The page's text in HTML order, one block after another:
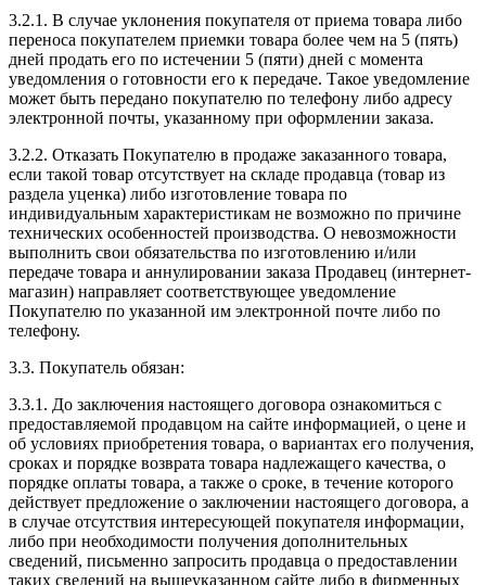
3.2.1. В случае уклонения покупателя от приема товара либо
переноса покупателем приемки товара более чем на 5 (пять)
дней продать его по истечении 5 (пяти) дней с момента
уведомления о готовности его к передаче. Такое уведомление
может быть передано покупателю по телефону либо адресу
электронной почты, указанному при оформлении заказа.
3.2.2. Отказать Покупателю в продаже заказанного товара,
если такой товар отсутствует на складе продавца (товар из
раздела уценка) либо изготовление товара по
индивидуальным характеристикам не возможно по причине
технических особенностей производства. О невозможности
выполнить свои обязательства по изготовлению и/или
передаче товара и аннулировании заказа Продавец (интернет-
магазин) направляет соответствующее уведомление
Покупателю по указанной им электронной почте либо по
телефону.
3.3. Покупатель обязан:
3.3.1. До заключения настоящего договора ознакомиться с
предоставляемой продавцом на сайте информацией, о цене и
об условиях приобретения товара, о вариантах его получения,
сроках и порядке возврата товара надлежащего качества, о
порядке оплаты товара, а также о сроке, в течение которого
действует предложение о заключении настоящего договора, а
в случае отсутствия интересующей покупателя информации,
либо при необходимости получения дополнительных
сведений, письменно запросить продавца о предоставлении
таких сведений на вышеуказанном сайте либо в фирменных